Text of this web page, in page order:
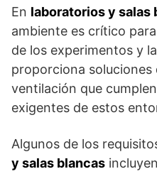
En laboratorios y salas
ambiente es crítico
de los experimentos y
proporciona
ventilación que
exigentes de estos
Algunos de los
y salas blancas